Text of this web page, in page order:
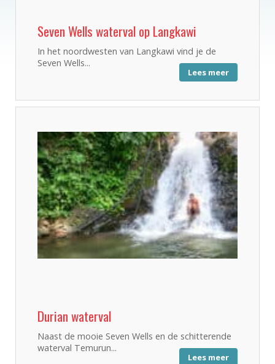
Seven Wells waterval op Langkawi
In het noordwesten van Langkawi vind je de
Seven Wells...
Lees meer
Durian waterval
Naast de mooie Seven Wells en de schitterende
waterval Temurun...
Lees meer